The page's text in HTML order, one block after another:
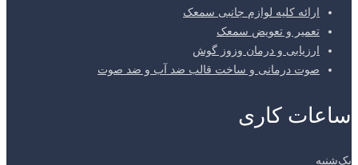
ارائه کلیه لوازم جانبی سمعک
تعمیر و تعویض سمعک
ارزیابی و درمان وزوز گوش
صوت درمانی و ساخت قالب ضد آب و ضد صوت
ساعات کاری
یک‌شنبه